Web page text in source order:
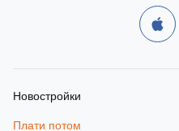
Новостройки
Плати потом